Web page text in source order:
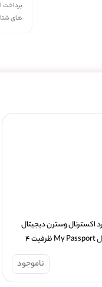
پرداخت
های
ناموجود